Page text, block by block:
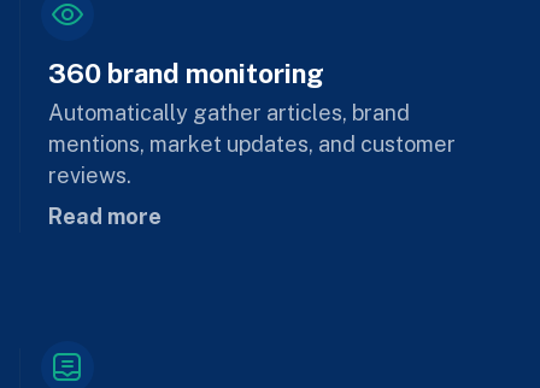
360 brand monitoring
Automatically gather articles, brand
mentions, market updates, and customer
reviews.
Read more